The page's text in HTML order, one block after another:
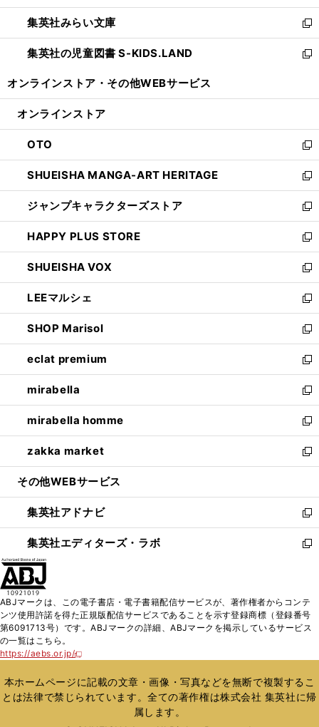
開
く
ウ
で
開
く
ン
ド
ウ
で
ウ
ィ
ン
ド
開
集英社みらい文庫
新
し
い
ン
ウ
で
開
く
集英社の児童図書 S-KIDS.LAND
新
ウ
ン
ド
ウ
で
開
く
オンラインストア・ その他WEBサービス
オンラインストア
OTO
新
し
い
ウ
ィ
ン
ド
ウ
で
開
く
SHUEISHA MANGA-ART HERITAGE
新
し
い
ウ
ィ
ン
ド
ウ
で
開
く
ジャンプキャラクターズストア
新
し
い
ウ
ィ
ン
ド
ウ
で
開
く
HAPPY PLUS STORE
新
し
い
ウ
ィ
ン
ド
ウ
で
開
く
SHUEISHA VOX
新
し
い
ウ
ィ
ン
ド
ウ
で
開
く
LEEマルシェ
新
し
い
ウ
ィ
ン
ド
ウ
で
開
く
SHOP Marisol
新
し
い
ウ
ィ
ン
ド
ウ
で
開
eclat premium
新
し
い
ウ
ィ
ン
ド
ウ
開
く
mirabella
新
し
い
ウ
ィ
ン
ウ
で
開
く
mirabella homme
新
し
い
ウ
ン
ド
ウ
で
zakka market
新
し
ウ
ィ
ン
ド
く
その他WEBサービス
集英社アドナビ
新
し
い
ド
ウ
で
集英社エディターズ・ラボ
新
ィ
ン
開
く
ABJマークは、この電子書店・電子書籍配信サービスが、著作権者からコンテ
ンツ使用許諾を得た正規版配信サービスであることを示す登録商標（登録番号
第6091713号）です。ABJマークの詳細、ABJマークを掲示しているサービス
の一覧はこちら。
https://aebs.or.jp/
新
い
ウ
ィ
本ホームページに記載の文章・画像・写真などを無断で複製するこ
とは法律で禁じられています。全ての著作権は株式会社 集英社に帰
属します。